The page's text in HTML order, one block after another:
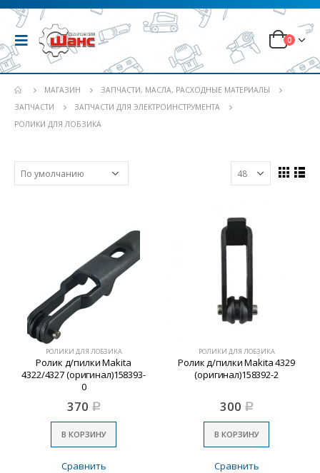
0
МАГАЗИН
ЗАПЧАСТИ, МАСЛА, РАСХОДНЫЕ МАТЕРИАЛЫ
ЗАПЧАСТИ
ЗАПЧАСТИ ДЛЯ ЭЛЕКТРОИНСТРУМЕНТА
РОЛИКИ ДЛЯ ЛОБЗИКА
РОЛИКИ ДЛЯ ЛОБЗИКА
Ролик д/пилки Makita
4322/4327 (оригинал)158393-
0
370 Р
В КОРЗИНУ
Сравнить
РОЛИКИ ДЛЯ ЛОБЗИКА
Ролик д/пилки Makita 4329
(оригинал)158392-2
300 Р
В КОРЗИНУ
Сравнить